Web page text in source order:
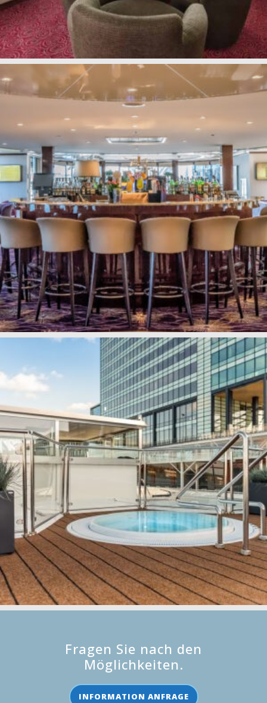
Fragen Sie nach den
Möglichkeiten.
INFORMATION ANFRAGE